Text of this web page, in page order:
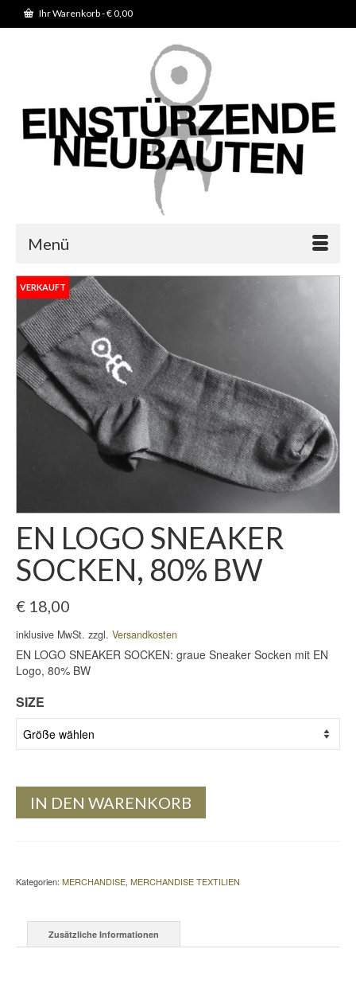
Ihr Warenkorb-€0,00
Menü
VERKAUFT
EN LOGO SNEAKER
SOCKEN, 80% BW
€ 18,00
inklusive MwSt. zzgl. Versandkosten
EN LOGO SNEAKER SOCKEN: graue Sneaker Socken mit EN
Logo, 80% BW
SIZE
IN DEN WARENKORB
Kategorien: MERCHANDISE, MERCHANDISE TEXTILIEN
Zusätzliche Informationen